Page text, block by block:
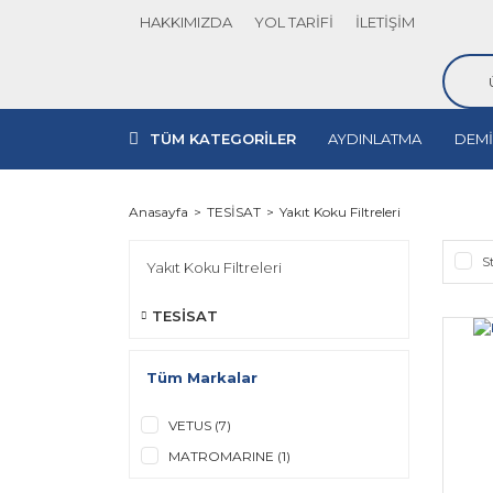
HAKKIMIZDA YOL TARİFİ İLETİŞİM
TÜM KATEGORİLER AYDINLATMA
Anasayfa TESİSAT Yakıt Koku Filtreleri
Yakıt Koku Filtreleri
TESİSAT
Tüm Markalar
VETUS (7)
MATROMARINE (1)